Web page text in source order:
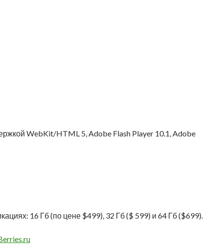
WebKit/HTML 5, Adobe Flash Player 10.1, Adobe
16 Гб (по цене $499), 32 Гб ($ 599) и 64 Гб ($699).